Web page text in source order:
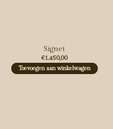
Signet
€1.450,00
Toevoegen aan winkelwagen